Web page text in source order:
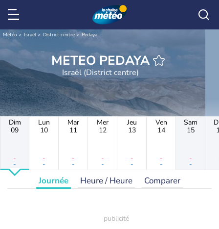
Météo Israël District centre Pedaya
METEO PEDAYA
Israël (District centre)
Dim
09
-
-
Lun
10
-
-
Mar
11
-
-
Mer
12
-
-
Jeu
13
-
-
Ven
14
-
-
Sam
15
-
-
Journée Heure / Heure Comparer